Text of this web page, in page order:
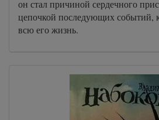
он стал причиной сердечного
цепочкой последующих событий,
всю его жизнь.